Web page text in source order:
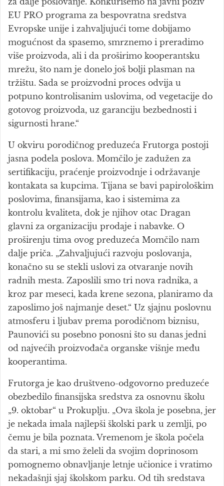
EU PRO programa za bespovratna sredstva
Evropske unije i zahvaljujući tome dobijamo
mogućnost da spasemo, smrznemo i preradimo
više proizvoda, ali i da proširimo kooperantsku
mrežu, što nam je donelo još bolji plasman na
tržištu. Sada se proizvodni proces odvija u
potpuno kontrolisanim uslovima, od vegetacije do
gotovog proizvoda, uz garanciju bezbednosti i
sigurnosti hrane.“
U okviru porodičnog preduzeća Frutorga postoji
jasna podela poslova. Momčilo je zadužen za
sertifikaciju, praćenje proizvodnje i održavanje
kontakata sa kupcima. Tijana se bavi papirološkim
poslovima, finansijama, kao i sistemima za
kontrolu kvaliteta, dok je njihov otac Dragan
glavni za organizaciju prodaje i nabavke. O
proširenju tima ovog preduzeća Momčilo nam
dalje priča. „Zahvaljujući razvoju poslovanja,
konačno su se stekli uslovi za otvaranje novih
radnih mesta. Zaposlili smo tri nova radnika, a
kroz par meseci, kada krene sezona, planiramo da
zaposlimo još najmanje deset.“ Uz sjajnu poslovnu
atmosferu i ljubav prema porodičnom biznisu,
Paunovići su posebno ponosni što su danas jedni
od najvećih proizvođača organske višnje među
kooperantima.
Frutorga je kao društveno-odgovorno preduzeće
obezbedilo finansijska sredstva za osnovnu školu
„9. oktobar“ u Prokuplju. „Ova škola je posebna, jer
je nekada imala najlepši školski park u zemlji, po
čemu je bila poznata. Vremenom je škola počela
da stari, a mi smo želeli da svojim doprinosom
pomognemo obnavljanje letnje učionice i vratimo
nekadašnji sjaj školskom parku. Od tih sredstava